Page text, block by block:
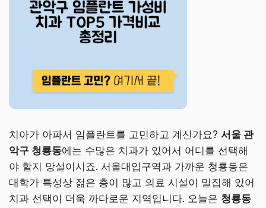
치아가 아파서 임플란트를 고민하고 계신가요? 서울 관
악구 청룡동에는 수많은 치과가 있어서 어디를 선택해
야 할지 망설이시죠. 서울대입구역과 가까운 청룡동은
대학가 특성상 젊은 층이 많고 의료 시설이 밀집해 있어
치과 선택이 더욱 까다로운 지역입니다. 오늘은 청룡동